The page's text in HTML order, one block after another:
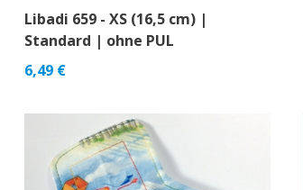
Libadi 659 - XS (16,5 cm) |
Standard | ohne PUL
6,49 €